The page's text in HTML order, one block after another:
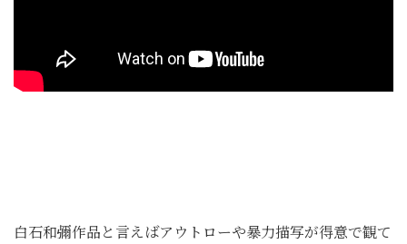
白石和彌作品と言えばアウトローや暴力描写が得意で観て